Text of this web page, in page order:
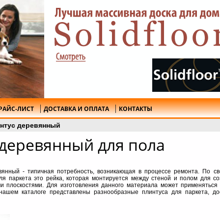
ЛИСТ ДОСТАВКА И ОПЛАТА КОНТАКТЫ
деревянный
для пола
- типичная потребность, возникающая в процессе ремонта. По
паркета это рейка, которая монтируется между стеной и полом для
плоскостями. Для изготовления данного материала может применяться
каталоге представлены разнообразные плинтуса для паркета,